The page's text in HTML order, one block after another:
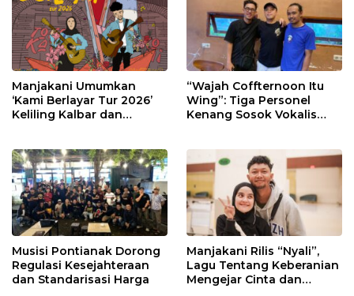
Manjakani Umumkan
‘Kami Berlayar Tur 2026’
Keliling Kalbar dan
“Wajah Coffternoon Itu
Wing”: Tiga Personel
Kenang Sosok Vokalis
Musisi Pontianak Dorong
Regulasi Kesejahteraan
dan Standarisasi Harga
Manjakani Rilis “Nyali”,
Lagu Tentang Keberanian
Mengejar Cinta dan